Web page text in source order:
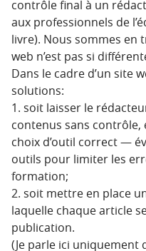
contrôle final à un
aux professionnels de
livre). Nous sommes en
web n’est pas si
Dans le cadre d’un site
solutions:
1. soit laisser le
contenus sans contrôle,
choix d’outil correct —
outils pour limiter les
formation;
2. soit mettre en place
laquelle chaque article
publication.
(Je parle ici uniquement